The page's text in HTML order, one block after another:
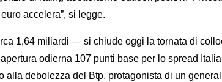
accelera”, si legge.
1,64 miliardi — si chiude oggi la tornata di
odierna 107 punti base per lo spread
debolezza del Btp, protagonista di un